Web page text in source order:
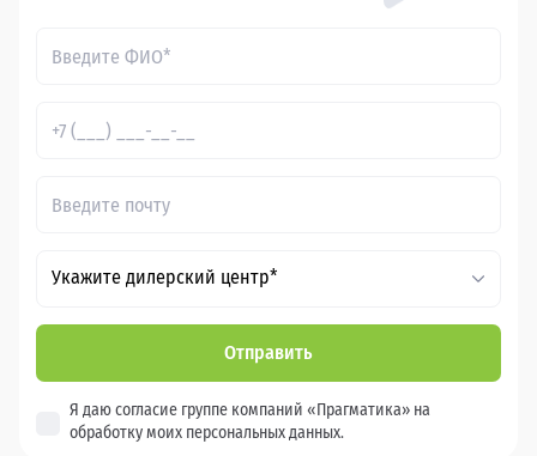
Укажите дилерский центр*
Отправить
Я даю согласие группе компаний «Прагматика» на
обработку моих персональных данных.